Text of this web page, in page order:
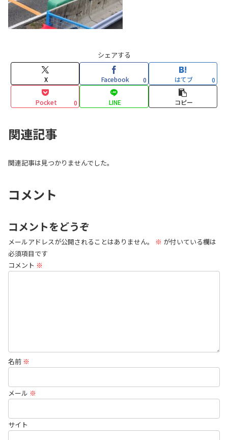
シェアする
X Facebook 0 はてブ 0
Pocket 0 LINE コピー
関連記事
関連記事は見つかりませんでした。
コメント
コメントをどうぞ
メールアドレスが公開されることはありません。 ※ が付いている欄は
必須項目です
コメント ※
名前 ※
メール ※
サイト